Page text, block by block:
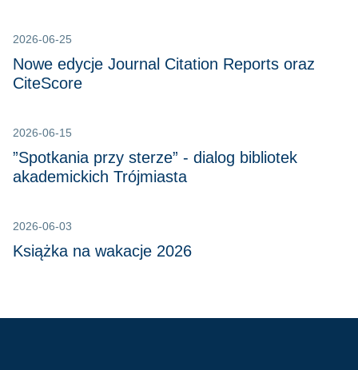
2026-06-25
Nowe edycje Journal Citation Reports oraz
CiteScore
2026-06-15
”Spotkania przy sterze” - dialog bibliotek
akademickich Trójmiasta
2026-06-03
Książka na wakacje 2026